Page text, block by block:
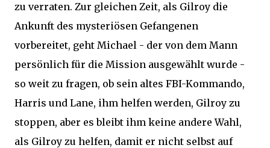
zu verraten. Zur gleichen Zeit, als Gilroy die
Ankunft des mysteriösen Gefangenen
vorbereitet, geht Michael - der von dem Mann
persönlich für die Mission ausgewählt wurde -
so weit zu fragen, ob sein altes FBI-Kommando,
Harris und Lane, ihm helfen werden, Gilroy zu
stoppen, aber es bleibt ihm keine andere Wahl,
als Gilroy zu helfen, damit er nicht selbst auf